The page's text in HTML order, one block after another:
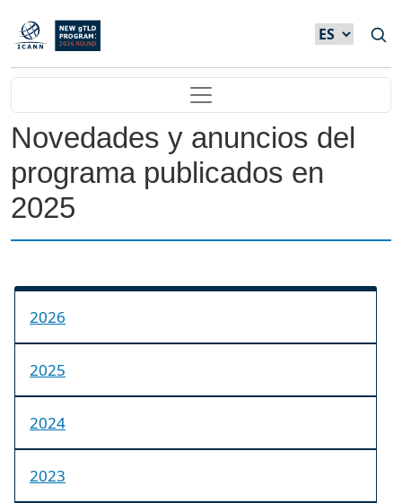
Skip to main content
Main navigation
Novedades y anuncios del
programa publicados en
2025
2026
2025
2024
2023